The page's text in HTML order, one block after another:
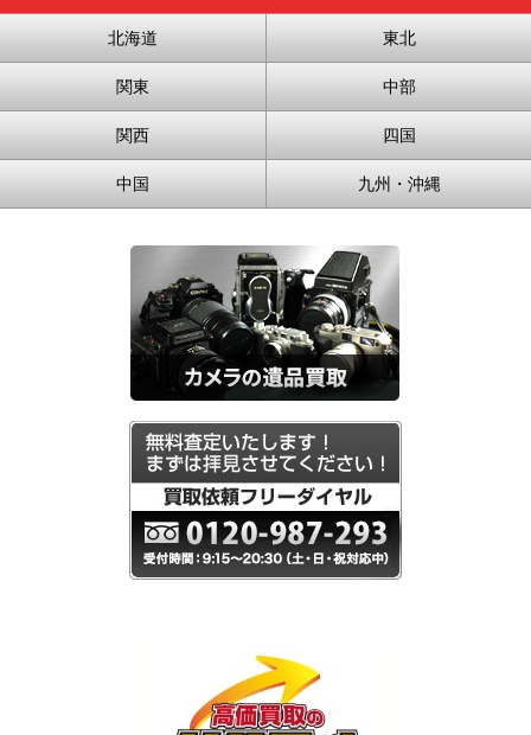
北海道 東北
関東 中部
関西 四国
中国 九州・沖縄